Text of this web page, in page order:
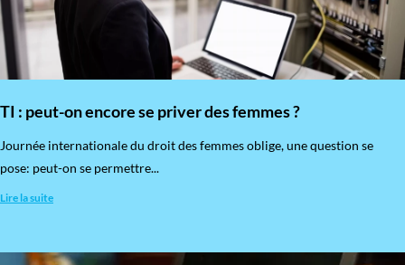
TI : peut-on encore se priver des femmes ?
​Journée internationale du droit des femmes oblige, une question se
pose: peut-on se permettre...
Lire la suite